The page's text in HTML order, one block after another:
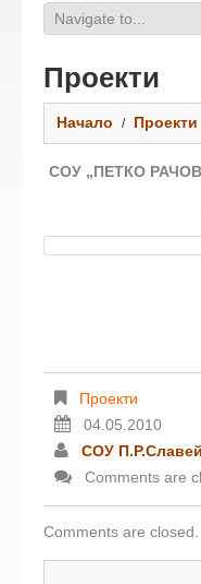
Проекти
Начало Проекти
СОУ „ПЕТКО
Проекти
04.05.2010
СОУ
Comments are
Comments are closed.